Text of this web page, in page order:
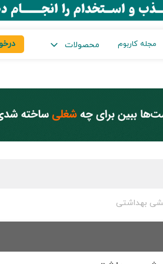
مجله کاربوم محصولات
بهداشتی